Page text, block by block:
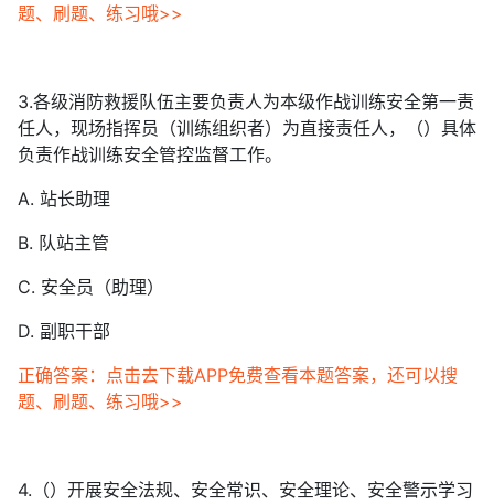
题、刷题、练习哦>>
3.各级消防救援队伍主要负责人为本级作战训练安全第一责
任人，现场指挥员（训练组织者）为直接责任人，（）具体
负责作战训练安全管控监督工作。
A. 站长助理
B. 队站主管
C. 安全员（助理）
D. 副职干部
正确答案：点击去下载APP免费查看本题答案，还可以搜
题、刷题、练习哦>>
4.（）开展安全法规、安全常识、安全理论、安全警示学习